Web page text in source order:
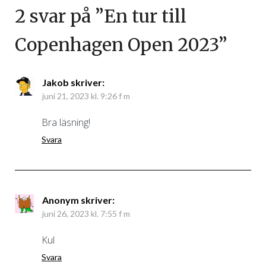
2 svar på ”En tur till
Copenhagen Open 2023”
Jakob skriver:
juni 21, 2023 kl. 9:26 f m
Bra läsning!
Svara
Anonym skriver:
juni 26, 2023 kl. 7:55 f m
Kul
Svara